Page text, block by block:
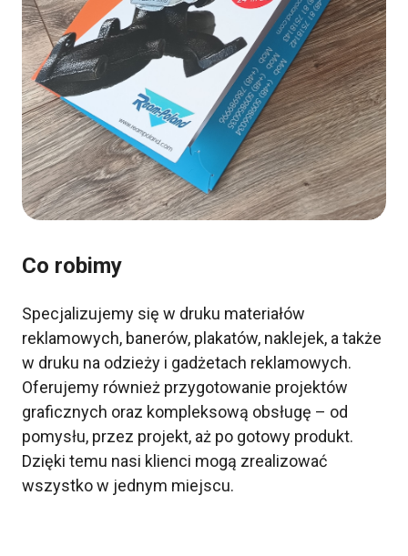
Co robimy
Specjalizujemy się w druku materiałów
reklamowych, banerów, plakatów, naklejek, a także
w druku na odzieży i gadżetach reklamowych.
Oferujemy również przygotowanie projektów
graficznych oraz kompleksową obsługę – od
pomysłu, przez projekt, aż po gotowy produkt.
Dzięki temu nasi klienci mogą zrealizować
wszystko w jednym miejscu.